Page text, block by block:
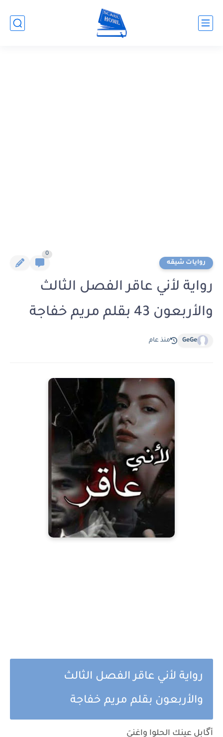
روايات شيقه
0
رواية لأني عاقر الفصل الثالث
والأربعون 43 بقلم مريم خفاجة
GeGe منذ عام
رواية لأني عاقر الفصل الثالث
والأربعون بقلم مريم خفاجة
أگابل عينك الحلوا واغنيَ